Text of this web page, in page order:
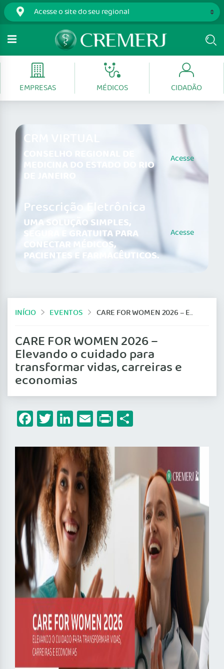
EMPRESAS MÉDICOS CIDADÃO
CRM VIRTUAL
CONSELHO REGIONAL DE
MEDICINA DO ESTADO DO RIO Acesse
Prescrição Eletrônica
UMA SOLUÇÃO SIMPLES,
SEGURA E GRATUITA PARA
CONECTAR MÉDICOS,
PACIENTES E FARMACÊUTICOS.
Acesse
INÍCIO EVENTOS CARE FOR WOMEN 2026 – ELEVANDO O CUIDADO PARA TRANSFORMAR VIDAS, CARREIRAS E ECONOMIAS
CARE FOR WOMEN 2026 –
Elevando o cuidado para
transformar vidas, carreiras e
economias
Facebook
Twitter
LinkedIn
Email
Print